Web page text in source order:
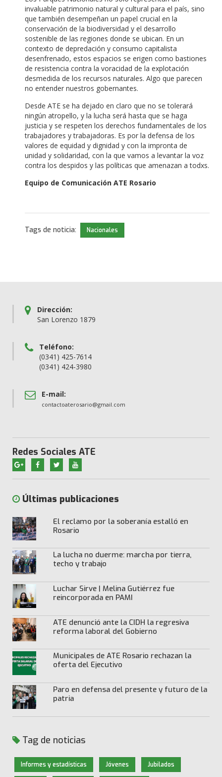
invaluable patrimonio natural y cultural para el país, sino
que también desempeñan un papel crucial en la
conservación de la biodiversidad y el desarrollo
sostenible de las regiones donde se ubican. En un
contexto de depredación y consumo capitalista
desenfrenado, estos espacios se erigen como bastiones
de resistencia contra la voracidad de la explotación
desmedida de los recursos naturales. Algo que parecen
no entender nuestros gobernantes.
Desde ATE se ha dejado en claro que no se tolerará
ningún atropello, y la lucha será hasta que se haga
justicia y se respeten los derechos fundamentales de los
trabajadores y trabajadoras. Es por la defensa de los
valores de equidad y dignidad y con la impronta de
unidad y solidaridad, con la que vamos a levantar la voz
contra los despidos y las políticas que amenazan a todxs.
Equipo de Comunicación ATE Rosario
Tags de noticia: Nacionales
Dirección:
San Lorenzo 1879
Teléfono:
(0341) 425-7614
(0341) 424-3980
E-mail:
contactoaterosario@gmail.com
Redes Sociales ATE
Últimas publicaciones
El reclamo por la soberanía estalló en
Rosario
La lucha no duerme: marcha por tierra,
techo y trabajo
Luchar Sirve | Melina Gutiérrez fue
reincorporada en PAMI
ATE denunció ante la CIDH la regresiva
reforma laboral del Gobierno
Municipales de ATE Rosario rechazan la
oferta del Ejecutivo
Paro en defensa del presente y futuro de la
patria
Tag de noticias
Informes y estadísticas Jóvenes Jubilados